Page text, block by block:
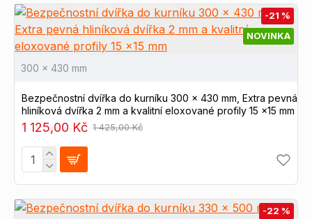
a předností našeho internetového obchodu. Díky
moderním zařízením, specializované službě na
podporu a poradnu vašeho chovatelského projektu
splňují naše řešení potřeby náročným chovatelům.
NOVINKA
-21 %
300 x 430 mm
Bezpečnostní dvířka do kurníku 300 x 430 mm, Extra pevná
hliníková dvířka 2 mm a kvalitní eloxované profily 15 x15 mm
1 125,00 Kč 1 425,00 Kč
-22 %